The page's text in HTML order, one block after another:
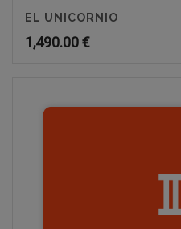
EL UNICORNIO
1,490.00€